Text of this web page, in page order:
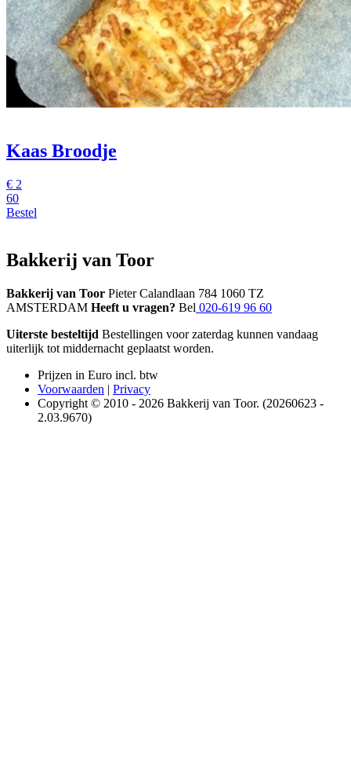
Kaas Broodje
€ 2
60
Bestel
Bakkerij van Toor
Bakkerij van Toor Pieter Calandlaan 784 1060 TZ
AMSTERDAM Heeft u vragen? Bel 020-619 96 60
Uiterste besteltijd Bestellingen voor zaterdag kunnen vandaag
uiterlijk tot middernacht geplaatst worden.
Prijzen in Euro incl. btw
Voorwaarden | Privacy
Copyright © 2010 - 2026 Bakkerij van Toor. (20260623 -
2.03.9670)